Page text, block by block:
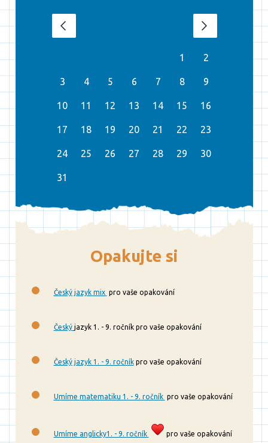
1 2
3 4 5 6 7 8 9
10 11 12 13 14 15 16
17 18 19 20 21 22 23
24 25 26 27 28 29 30
31
Opakujte si
Český jazyk mix pro vaše opakování
Český jazyk 1. - 9. ročník pro vaše opakování
Český jazyk 1. - 9. ročníkpro vaše opakování
Umíme matematiku 1. - 9. ročník pro vaše opakování
Umíme anglicky1. - 9. ročník pro vaše opakování